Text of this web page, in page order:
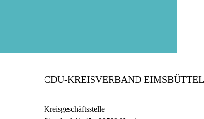
CDU-KREISVERBAND EIMSBÜTTEL
Kreisgeschäftsstelle